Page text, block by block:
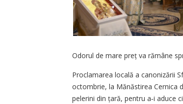
Odorul de mare preț va rămâne
Proclamarea locală a canonizării
octombrie, la Mănăstirea Cernica
pelerini din țară, pentru a‑i aduce